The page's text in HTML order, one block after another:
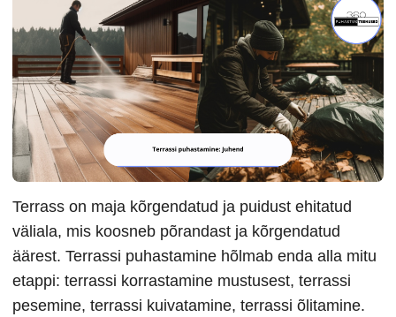
Terrass on maja kõrgendatud ja puidust ehitatud
väliala, mis koosneb põrandast ja kõrgendatud
äärest. Terrassi puhastamine hõlmab enda alla mitu
etappi: terrassi korrastamine mustusest, terrassi
pesemine, terrassi kuivatamine, terrassi õlitamine.